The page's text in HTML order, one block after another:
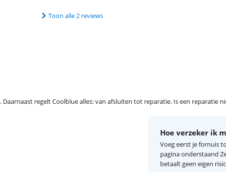
Toon alle 2 reviews
regelt Coolblue alles: van afsluiten tot reparatie. Is een reparatie
Hoe verzeker ik
Voeg eerst je fornuis
pagina onderstaand
betaalt geen eigen